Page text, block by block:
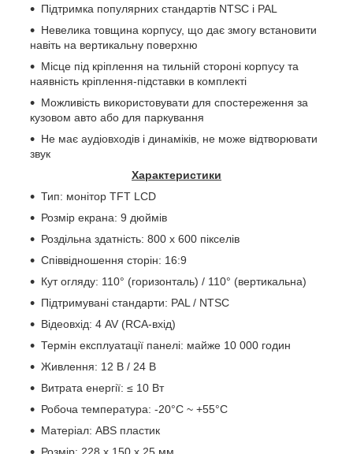
Підтримка популярних стандартів NTSC і PAL
Невелика товщина корпусу, що дає змогу встановити
навіть на вертикальну поверхню
Місце під кріплення на тильній стороні корпусу та
наявність кріплення-підставки в комплекті
Можливість використовувати для спостереження за
кузовом авто або для паркування
Не має аудіовходів і динаміків, не може відтворювати
звук
Характеристики
Тип: монітор TFT LCD
Розмір екрана: 9 дюймів
Роздільна здатність: 800 x 600 пікселів
Співвідношення сторін: 16:9
Кут огляду: 110° (горизонталь) / 110° (вертикальна)
Підтримувані стандарти: PAL / NTSC
Відеовхід: 4 AV (RCA-вхід)
Термін експлуатації панелі: майже 10 000 годин
Живлення: 12 В / 24 В
Витрата енергії: ≤ 10 Вт
Робоча температура: -20°C ~ +55°C
Матеріал: ABS пластик
Розмір: 228 х 150 х 25 мм